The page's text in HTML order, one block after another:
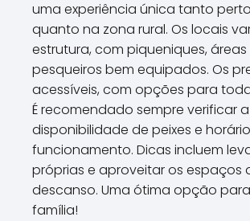
uma experiência única tanto
quanto na zona rural. Os locais
estrutura, com piqueniques, áreas
pesqueiros bem equipados. Os
acessíveis, com opções para
É recomendado sempre verificar a
disponibilidade de peixes e
funcionamento. Dicas incluem
próprias e aproveitar os espaços
descanso. Uma ótima opção
família!